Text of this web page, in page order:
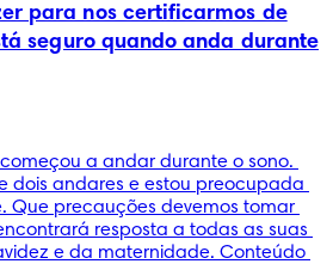
para nos certificarmos de
seguro quando anda durante
a andar durante o sono.
dois andares e estou preocupada
Que precauções devemos tomar
resposta a todas as suas
e da maternidade. Conteúdo